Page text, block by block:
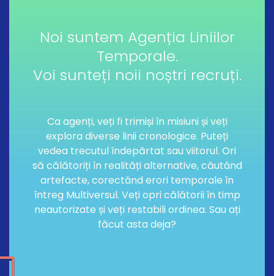
Noi suntem Agenția Liniilor
Temporale.
Voi sunteți noii noștri recruți.
Ca agenți, veți fi trimiși în misiuni și veți
explora diverse linii cronologice. Puteți
vedea trecutul îndepărtat sau viitorul. Ori
să călătoriți în realități alternative, căutând
artefacte, corectând erori temporale în
întreg Multiversul. Veți opri călătorii în timp
neautorizate și veți restabili ordinea. Sau ați
făcut asta deja?